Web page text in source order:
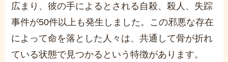
広まり、彼の手によるとされる自殺、殺人、失踪
事件が50件以上も発生しました。この邪悪な存在
によって命を落とした人々は、共通して骨が折れ
ている状態で見つかるという特徴があります。